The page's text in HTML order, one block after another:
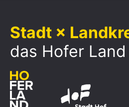
Stadt ×
das Hofer Land